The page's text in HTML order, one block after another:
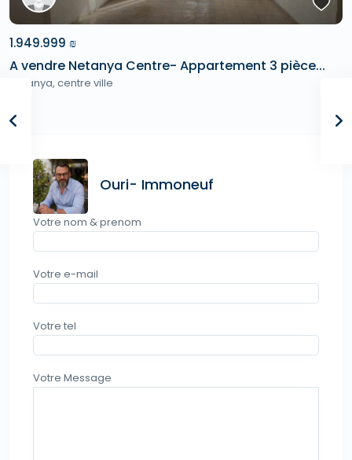
1.949.999 ₪
A vendre Netanya Centre- Appartement 3 pièce...
Netanya, centre ville
Ouri- Immoneuf
Votre nom & prenom
Votre e-mail
Votre tel
Votre Message